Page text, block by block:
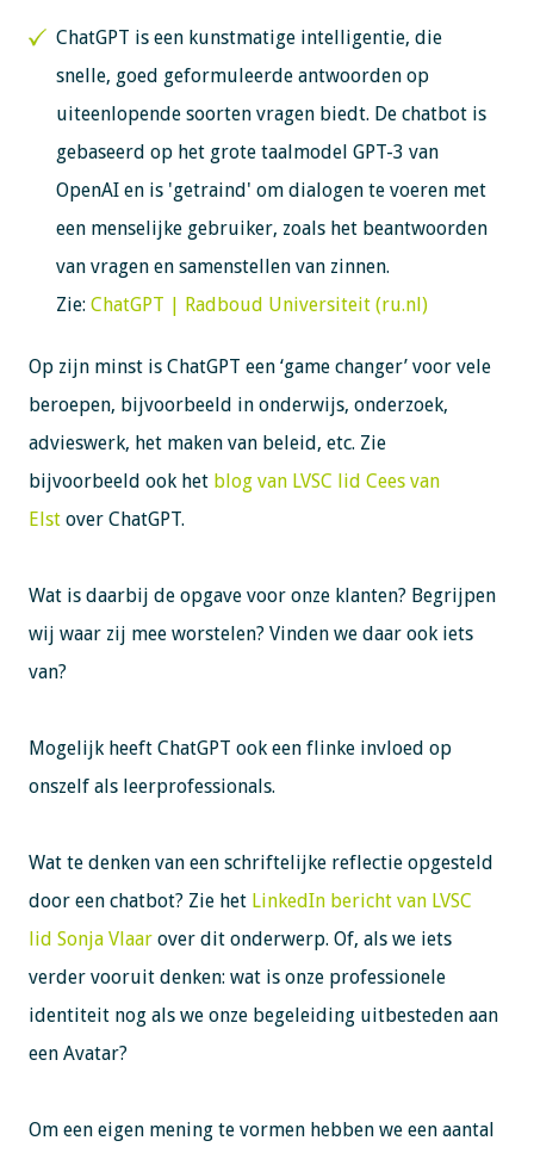
ChatGPT is een kunstmatige intelligentie, die
snelle, goed geformuleerde antwoorden op
uiteenlopende soorten vragen biedt. De chatbot is
gebaseerd op het grote taalmodel GPT-3 van
OpenAI en is 'getraind' om dialogen te voeren met
een menselijke gebruiker, zoals het beantwoorden
van vragen en samenstellen van zinnen.
Zie: ChatGPT | Radboud Universiteit (ru.nl)
Op zijn minst is ChatGPT een ‘game changer’ voor vele
beroepen, bijvoorbeeld in onderwijs, onderzoek,
advieswerk, het maken van beleid, etc. Zie
bijvoorbeeld ook het blog van LVSC lid Cees van
Elstover ChatGPT.
Wat is daarbij de opgave voor onze klanten? Begrijpen
wij waar zij mee worstelen? Vinden we daar ook iets
van?
Mogelijk heeft ChatGPT ook een flinke invloed op
onszelf als leerprofessionals.
Wat te denken van een schriftelijke reflectie opgesteld
door een chatbot? Zie het LinkedIn bericht van LVSC
lid Sonja Vlaarover dit onderwerp. Of, als we iets
verder vooruit denken: wat is onze professionele
identiteit nog als we onze begeleiding uitbesteden aan
een Avatar?
Om een eigen mening te vormen hebben we een aantal